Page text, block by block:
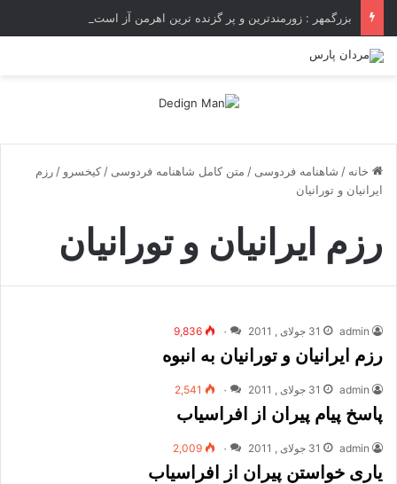
خانه / شاهنامه فردوسی / متن کامل شاهنامه فردوسی / کیخسرو / رزم
ايرانيان و تورانيان
رزم ايرانيان و تورانيان
admin 31 جولای , 2011 ۰ 9,836
رزم ایرانیان و تورانیان به انبوه
admin 31 جولای , 2011 ۰ 2,541
پاسخ پیام پیران از افراسیاب
admin 31 جولای , 2011 ۰ 2,009
یارى خواستن پیران از افراسیاب